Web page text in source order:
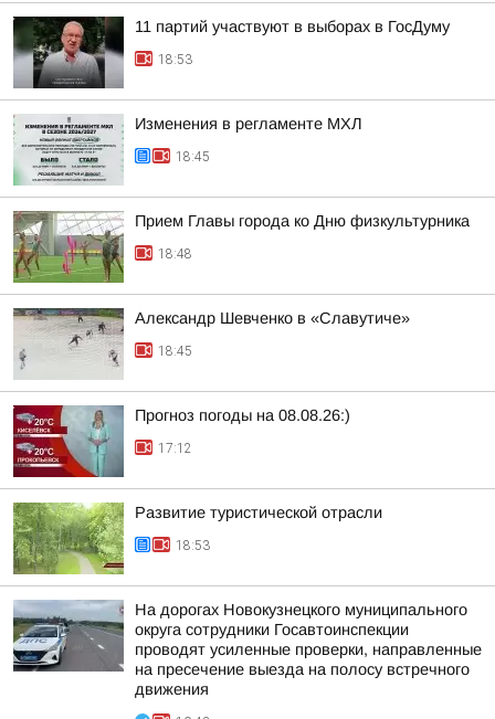
11 партий участвуют в выборах в ГосДуму
18:53
Изменения в регламенте МХЛ
18:45
Прием Главы города ко Дню физкультурника
18:48
Александр Шевченко в «Славутиче»
18:45
Прогноз погоды на 08.08.26:)
17:12
Развитие туристической отрасли
18:53
На дорогах Новокузнецкого муниципального
округа сотрудники Госавтоинспекции
проводят усиленные проверки, направленные
на пресечение выезда на полосу встречного
движения